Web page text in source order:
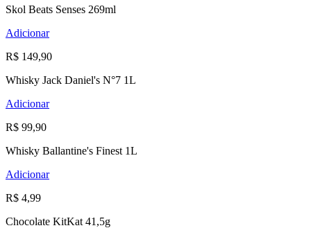
Skol Beats Senses 269ml
Adicionar
R$ 149,90
Whisky Jack Daniel's N°7 1L
Adicionar
R$ 99,90
Whisky Ballantine's Finest 1L
Adicionar
R$ 4,99
Chocolate KitKat 41,5g